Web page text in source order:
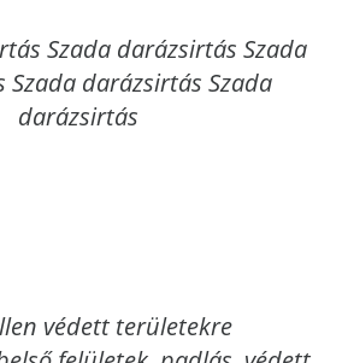
Szada darázsirtás Szada
Szada darázsirtás Szada
darázsirtás
védett területekre